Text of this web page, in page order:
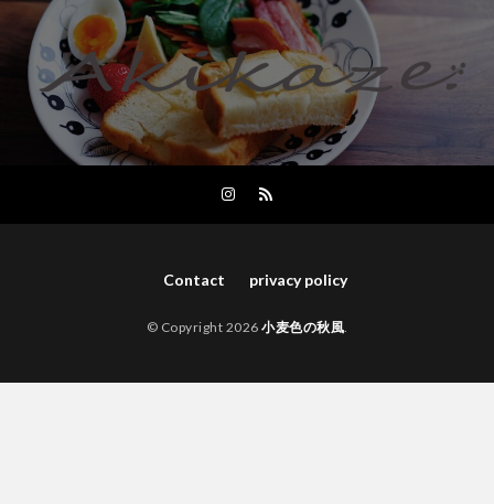
Contact privacy policy
© Copyright 2026 小麦色の秋風